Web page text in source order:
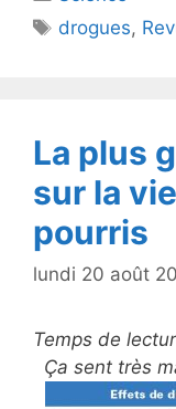
b
k
Étiquettes
drogues,
La plus
sur la
pourris
lundi 20 août
Temps de
Ça sent très